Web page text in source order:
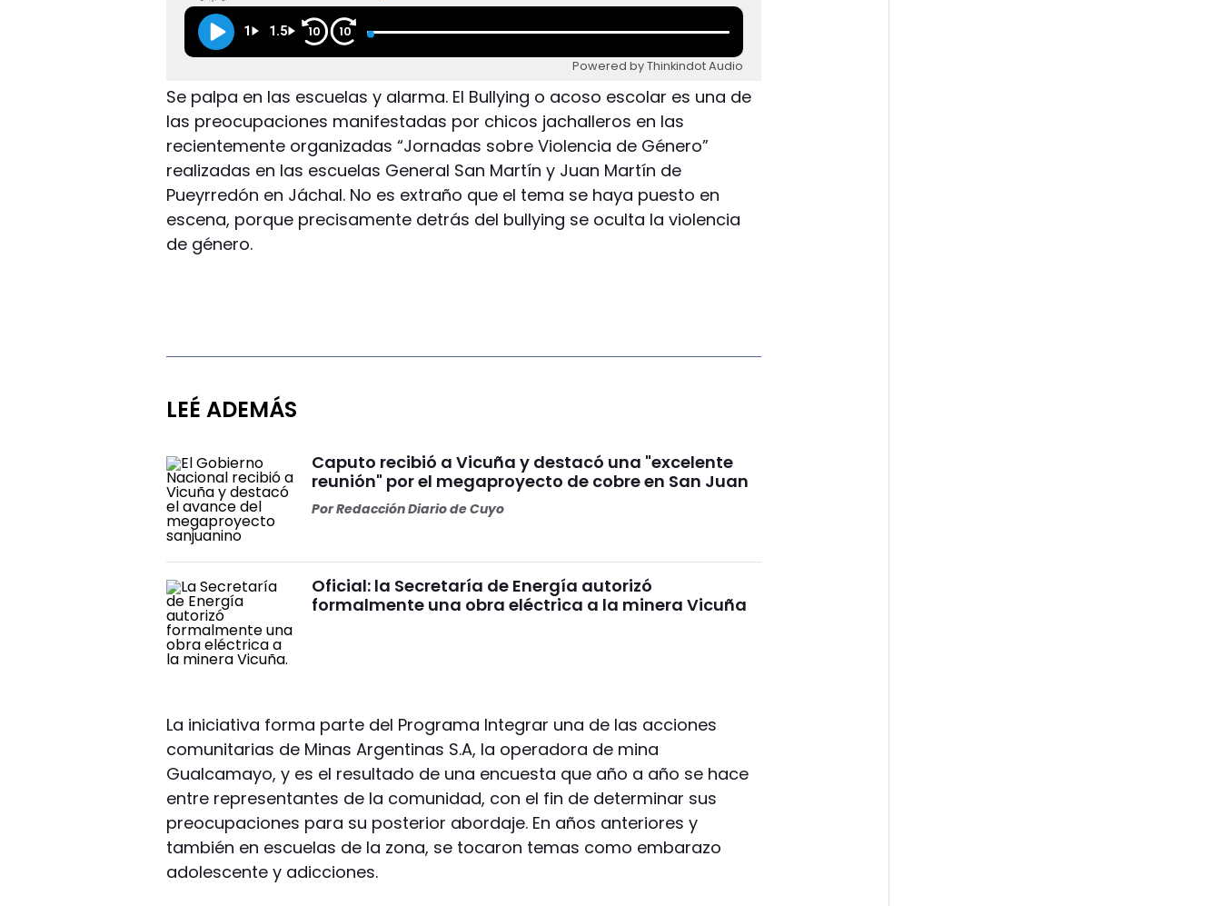
1 1.5 10 10
Powered by Thinkindot Audio
Se palpa en las escuelas y alarma. El Bullying o acoso escolar es una de
las preocupaciones manifestadas por chicos jachalleros en las
recientemente organizadas “Jornadas sobre Violencia de Género”
realizadas en las escuelas General San Martín y Juan Martín de
Pueyrredón en Jáchal. No es extraño que el tema se haya puesto en
escena, porque precisamente detrás del bullying se oculta la violencia
de género.
LEÉ ADEMÁS
Caputo recibió a Vicuña y destacó una "excelente
reunión" por el megaproyecto de cobre en San Juan
PorRedacción Diario de Cuyo
Oficial: la Secretaría de Energía autorizó
formalmente una obra eléctrica a la minera Vicuña
La iniciativa forma parte del Programa Integrar una de las acciones
comunitarias de Minas Argentinas S.A, la operadora de mina
Gualcamayo, y es el resultado de una encuesta que año a año se hace
entre representantes de la comunidad, con el fin de determinar sus
preocupaciones para su posterior abordaje. En años anteriores y
también en escuelas de la zona, se tocaron temas como embarazo
adolescente y adicciones.